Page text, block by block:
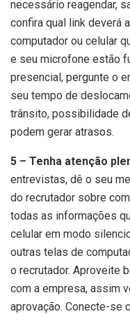
necessário reagendar,
confira qual link deverá
computador ou celular
e seu microfone estão
presencial, pergunte o
seu tempo de
trânsito, possibilidade
podem gerar atrasos.
5 – Tenha atenção
entrevistas, dê o seu
do recrutador sobre
todas as informações
celular em modo
outras telas de
o recrutador. Aproveite
com a empresa, assim
aprovação. Conecte-se